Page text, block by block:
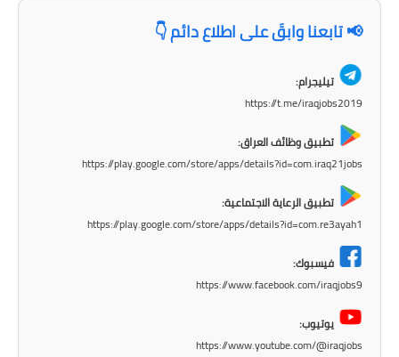
العطل
📢 تابعنا وابقَ على اطلاع دائم 👇
تيليجرام:
https://t.me/iraqjobs2019
تطبيق وظائف العراق:
https://play.google.com/store/apps/details?id=com.iraq21jobs
تطبيق الرعاية الاجتماعية:
https://play.google.com/store/apps/details?id=com.re3ayah1
فيسبوك:
https://www.facebook.com/iraqjobs9
يوتيوب:
https://www.youtube.com/@iraqjobs